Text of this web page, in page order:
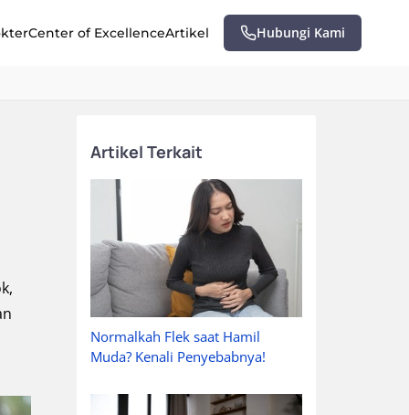
Center of ExcellenceArtikel Hubungi Kami
Artikel Terkait
Normalkah Flek saat Hamil
Muda? Kenali Penyebabnya!